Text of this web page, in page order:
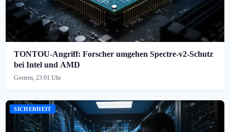
TONTOU-Angriff: Forscher umgehen Spectre-v2-Schutz
bei Intel und AMD
Gestern, 23:01 Uhr
SICHERHEIT